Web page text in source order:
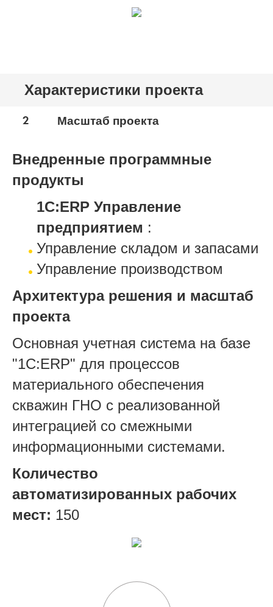
Характеристики проекта
2 Масштаб проекта
Внедренные программные
продукты
1С:ERP Управление
предприятием :
Управление складом и запасами
Управление производством
Архитектура решения и масштаб
проекта
Основная учетная система на базе
"1С:ERP" для процессов
материального обеспечения
скважин ГНО с реализованной
интеграцией со смежными
информационными системами.
Количество
автоматизированных рабочих
мест: 150